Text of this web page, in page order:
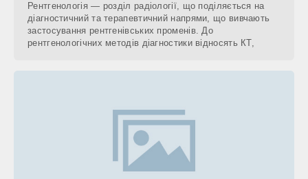
Рентгенологія — розділ радіології, що поділяється на
діагностичний та терапевтичний напрями, що вивчають
застосування рентгенівських променів. До
рентгенологічних методів діагностики відносять КТ,